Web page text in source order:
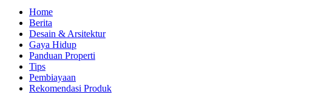
Home
Berita
Desain & Arsitektur
Gaya Hidup
Panduan Properti
Tips
Pembiayaan
Rekomendasi Produk